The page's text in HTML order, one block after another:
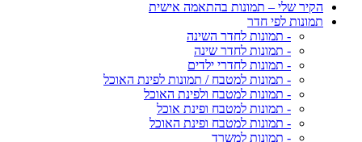
הקיר שלי – תמונות בהתאמה אישית
תמונות לפי חדר
- תמונות לחדר השינה
- תמונות לחדר שינה
- תמונות לחדרי ילדים
- תמונות למטבח / תמונות לפינת האוכל
- תמונות למטבח ולפינת האוכל
- תמונות למטבח ופינת אוכל
- תמונות למטבח ופינת האוכל
- תמונות למשרד